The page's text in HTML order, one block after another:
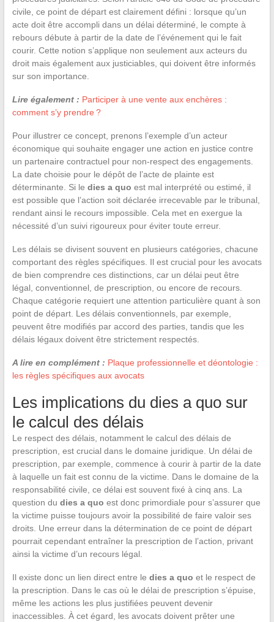
civile, ce point de départ est clairement défini : lorsque qu’un
acte doit être accompli dans un délai déterminé, le compte à
rebours débute à partir de la date de l’événement qui le fait
courir. Cette notion s’applique non seulement aux acteurs du
droit mais également aux justiciables, qui doivent être informés
sur son importance.
Lire également : Participer à une vente aux enchères :
comment s’y prendre ?
Pour illustrer ce concept, prenons l’exemple d’un acteur
économique qui souhaite engager une action en justice contre
un partenaire contractuel pour non-respect des engagements.
La date choisie pour le dépôt de l’acte de plainte est
déterminante. Si le dies a quo est mal interprété ou estimé, il
est possible que l’action soit déclarée irrecevable par le tribunal,
rendant ainsi le recours impossible. Cela met en exergue la
nécessité d’un suivi rigoureux pour éviter toute erreur.
Les délais se divisent souvent en plusieurs catégories, chacune
comportant des règles spécifiques. Il est crucial pour les avocats
de bien comprendre ces distinctions, car un délai peut être
légal, conventionnel, de prescription, ou encore de recours.
Chaque catégorie requiert une attention particulière quant à son
point de départ. Les délais conventionnels, par exemple,
peuvent être modifiés par accord des parties, tandis que les
délais légaux doivent être strictement respectés.
A lire en complément : Plaque professionnelle et déontologie :
les règles spécifiques aux avocats
Les implications du dies a quo sur
le calcul des délais
Le respect des délais, notamment le calcul des délais de
prescription, est crucial dans le domaine juridique. Un délai de
prescription, par exemple, commence à courir à partir de la date
à laquelle un fait est connu de la victime. Dans le domaine de la
responsabilité civile, ce délai est souvent fixé à cinq ans. La
question du dies a quo est donc primordiale pour s’assurer que
la victime puisse toujours avoir la possibilité de faire valoir ses
droits. Une erreur dans la détermination de ce point de départ
pourrait cependant entraîner la prescription de l’action, privant
ainsi la victime d’un recours légal.
Il existe donc un lien direct entre le dies a quo et le respect de
la prescription. Dans le cas où le délai de prescription s’épuise,
même les actions les plus justifiées peuvent devenir
inaccessibles. À cet égard, les avocats doivent prêter une